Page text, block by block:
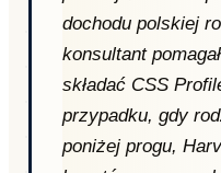
dochodu polskiej
konsultant
składać CSS
przypadku, gdy
poniżej progu,